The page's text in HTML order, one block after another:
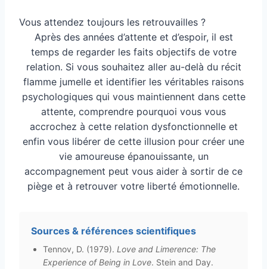
Vous attendez toujours les retrouvailles ?
Après des années d’attente et d’espoir, il est
temps de regarder les faits objectifs de votre
relation. Si vous souhaitez aller au-delà du récit
flamme jumelle et identifier les véritables raisons
psychologiques qui vous maintiennent dans cette
attente, comprendre pourquoi vous vous
accrochez à cette relation dysfonctionnelle et
enfin vous libérer de cette illusion pour créer une
vie amoureuse épanouissante, un
accompagnement peut vous aider à sortir de ce
piège et à retrouver votre liberté émotionnelle.
Sources & références scientifiques
Tennov, D. (1979). Love and Limerence: The
Experience of Being in Love. Stein and Day.